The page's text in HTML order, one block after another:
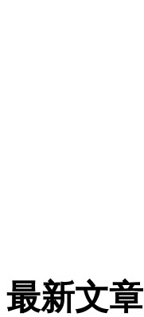
最新文章